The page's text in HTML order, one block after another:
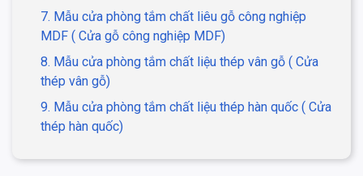
7. Mẫu cửa phòng tắm chất liêu gỗ công nghiệp
MDF ( Cửa gỗ công nghiệp MDF)
8. Mẫu cửa phòng tắm chất liệu thép vân gỗ ( Cửa
thép vân gỗ)
9. Mẫu cửa phòng tắm chất liệu thép hàn quốc ( Cửa
thép hàn quốc)